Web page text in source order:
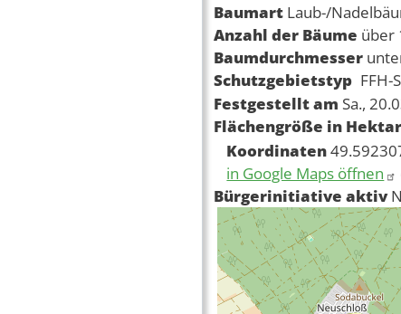
Baumart Laub-/
Anzahl der Bäume über
Baumdurchmesser
Schutzgebietstyp FFH-
Festgestellt am Sa.,
Flächengröße in Hektar
Koordinaten
in Google Maps öffnen
Bürgerinitiative aktiv